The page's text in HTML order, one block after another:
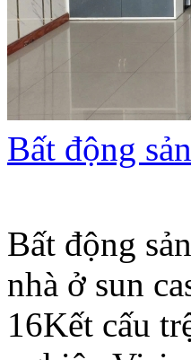
Bất động
Bất động
nhà ở sun
16Kết cấu